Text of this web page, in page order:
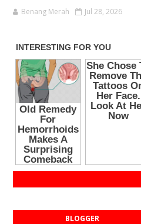
Benang Merah Jul 28, 2026
BLOGGER